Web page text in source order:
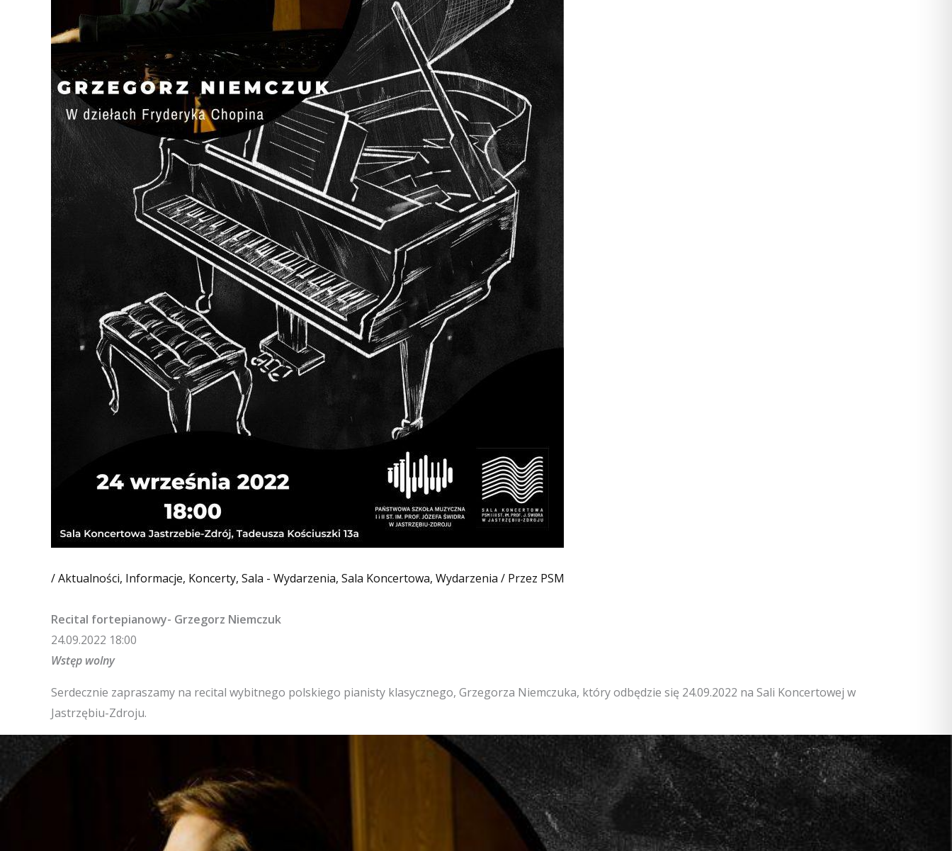
/Aktualności, Informacje, Koncerty, Sala - Wydarzenia, Sala Koncertowa, Wydarzenia / Przez PSM
Recital fortepianowy- Grzegorz Niemczuk
24.09.2022 18:00
Wstęp wolny
Serdecznie zapraszamy na recital wybitnego polskiego pianisty klasycznego, Grzegorza Niemczuka, który odbędzie się 24.09.2022 na Sali Koncertowej w
Jastrzębiu-Zdroju.